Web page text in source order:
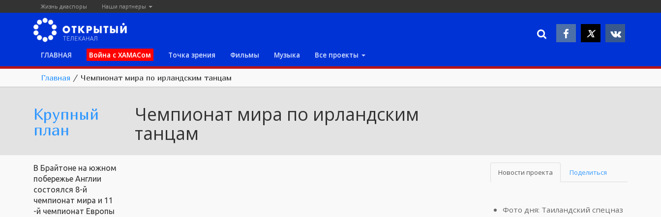
Жизнь диаспоры Наши партнеры
ГЛАВНАЯ Война с ХАМАСом Точка зрения Фильмы Музыка Все проекты
Главная / Чемпионат мира по ирландским танцам
Крупный
план
Чемпионат мира по ирландским
танцам
В Брайтоне на южном
побережье Англии
состоялся 8-й
чемпионат мира и 11
-й чемпионат Европы
Новости проекта Поделиться
Фото дня: Таиландский спецназ